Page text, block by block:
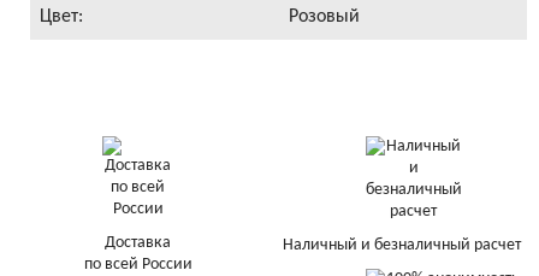
Цвет: Розовый
Доставка
по всей России
Наличный и безналичный расчет